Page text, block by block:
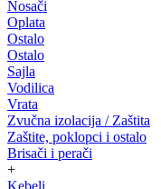
Nosači
Oplata
Ostalo
Ostalo
Sajla
Vodilica
Vrata
Zvučna izolacija / Zaštita
Zaštite, poklopci i ostalo
Brisači i perači
+
Kebeli,